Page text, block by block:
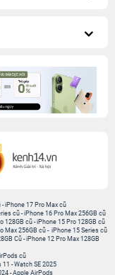
-iPhone 17 Pro Max cũ
cũ - iPhone 16 Pro Max 256GB cũ
128GB cũ -iPhone 15 Pro 128GB cũ
Max 256GB cũ - iPhone 15 Series cũ
Cũ -iPhone 12 Pro Max 128GB
cũ
11 -Watch SE 2025
-Apple AirPods